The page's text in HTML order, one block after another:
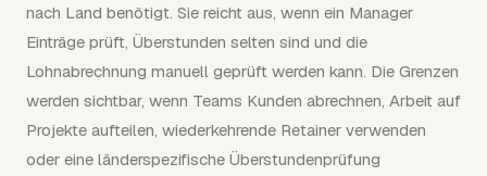
nach Land benötigt. Sie reicht aus, wenn ein Manager
Einträge prüft, Überstunden selten sind und die
Lohnabrechnung manuell geprüft werden kann. Die Grenzen
werden sichtbar, wenn Teams Kunden abrechnen, Arbeit auf
Projekte aufteilen, wiederkehrende Retainer verwenden
oder eine länderspezifische Überstundenprüfung